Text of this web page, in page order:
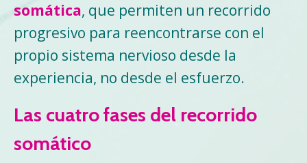
somática, que permiten un recorrido
progresivo para reencontrarse con el
propio sistema nervioso desde la
experiencia, no desde el esfuerzo.
Las cuatro fases del recorrido
somático